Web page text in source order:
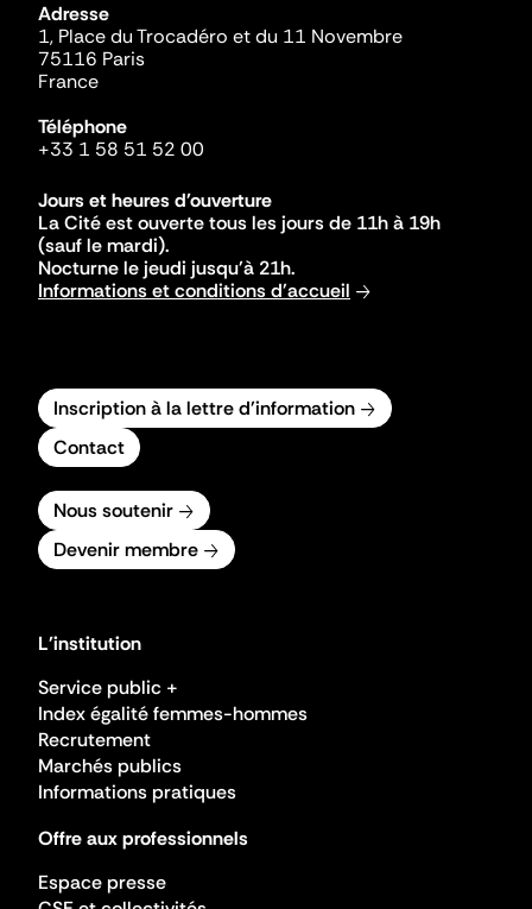
Adresse
1, Place du Trocadéro et du 11 Novembre
75116 Paris
France
Téléphone
+33 1 58 51 52 00
Jours et heures d'ouverture
La Cité est ouverte tous les jours de 11h à 19h
(sauf le mardi).
Nocturne le jeudi jusqu'à 21h.
Informations et conditions d'accueil
Inscription à la lettre d'information
Contact
Nous soutenir
Devenir membre
L'institution
Service public +
Index égalité femmes-hommes
Recrutement
Marchés publics
Informations pratiques
Offre aux professionnels
Espace presse